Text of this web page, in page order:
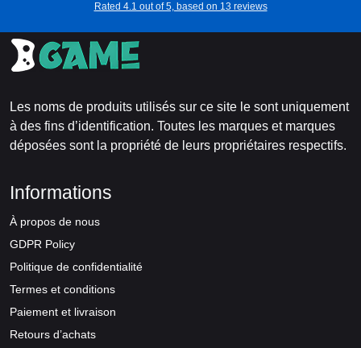
Rated 4.1 out of 5, based on 13 reviews
Les noms de produits utilisés sur ce site le sont uniquement
à des fins d’identification. Toutes les marques et marques
déposées sont la propriété de leurs propriétaires respectifs.
Informations
À propos de nous
GDPR Policy
Politique de confidentialité
Termes et conditions
Paiement et livraison
Retours d’achats